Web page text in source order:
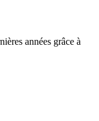
années grâce à